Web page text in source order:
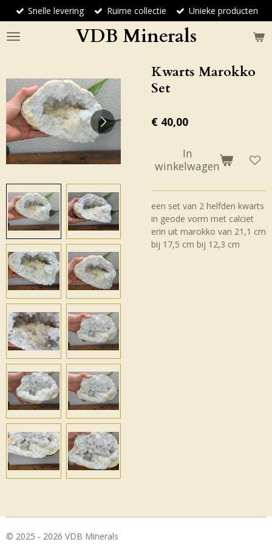
Ga
direct
naar
VDB Minerals
Snelle levering Ruime collectie Unieke producten
Kwarts Marokko
Set
€ 40,00
In
winkelwagen
een set van 2 helfden kwarts
in geode vorm met calciet
erin uit marokko van 21,1 cm
bij 17,5 cm bij 12,3 cm
© 2025 - 2026 VDB Minerals